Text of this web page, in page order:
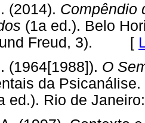
(2014). Compêndio
(1a ed.). Belo
Freud, 3). [
(1964[1988]). O
da
ed.). Rio de